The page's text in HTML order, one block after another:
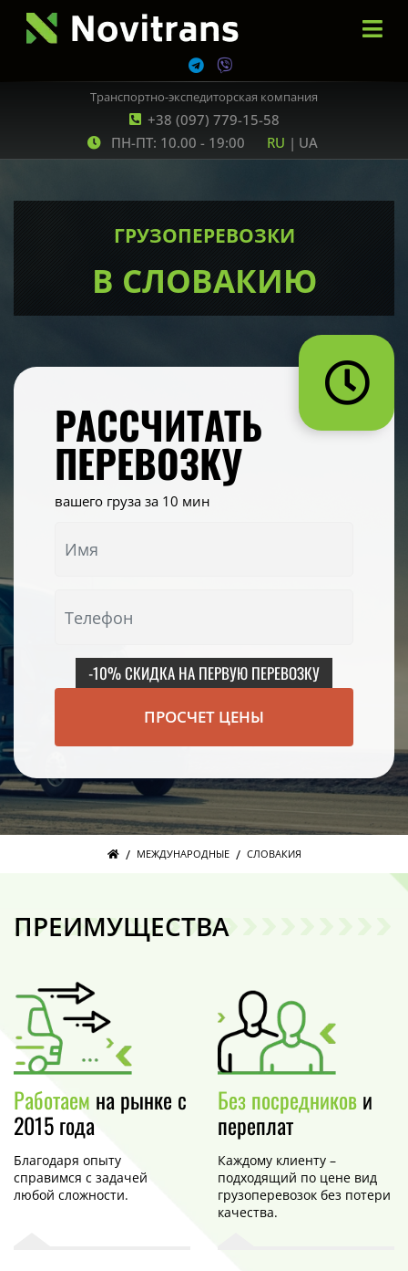
+38 (097) 779-15-58
Транспортно-экспедиторская компания
ПН-ПТ: 10.00 - 19:00 RU | UA
ГРУЗОПЕРЕВОЗКИ
В СЛОВАКИЮ
РАССЧИТАТЬ
ПЕРЕВОЗКУ
вашего груза за 10 мин
-10% СКИДКА НА ПЕРВУЮ ПЕРЕВОЗКУ
ПРОСЧЕТ ЦЕНЫ
/ МЕЖДУНАРОДНЫЕ / СЛОВАКИЯ
ПРЕИМУЩЕСТВА
Работаем на рынке с
2015 года
Благодаря опыту
справимся с задачей
любой сложности.
Без посредников и
переплат
Каждому клиенту –
подходящий по цене вид
грузоперевозок без потери
качества.